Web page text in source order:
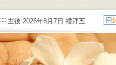
主後 2026年8月7日 禮拜五